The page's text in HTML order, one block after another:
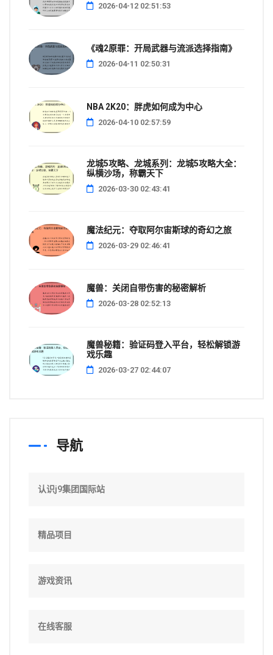
2026-04-12 02:51:53
《魂2原罪：开局武器与流派选择指南》
2026-04-11 02:50:31
NBA 2K20：胖虎如何成为中心
2026-04-10 02:57:59
龙城5攻略、龙城系列：龙城5攻略大全：
纵横沙场，称霸天下
2026-03-30 02:43:41
魔法纪元：夺取阿尔宙斯球的奇幻之旅
2026-03-29 02:46:41
魔兽：关闭自带伤害的秘密解析
2026-03-28 02:52:13
魔兽秘籍：验证码登入平台，轻松解锁游
戏乐趣
2026-03-27 02:44:07
导航
认识j9集团国际站
精品项目
游戏资讯
在线客服